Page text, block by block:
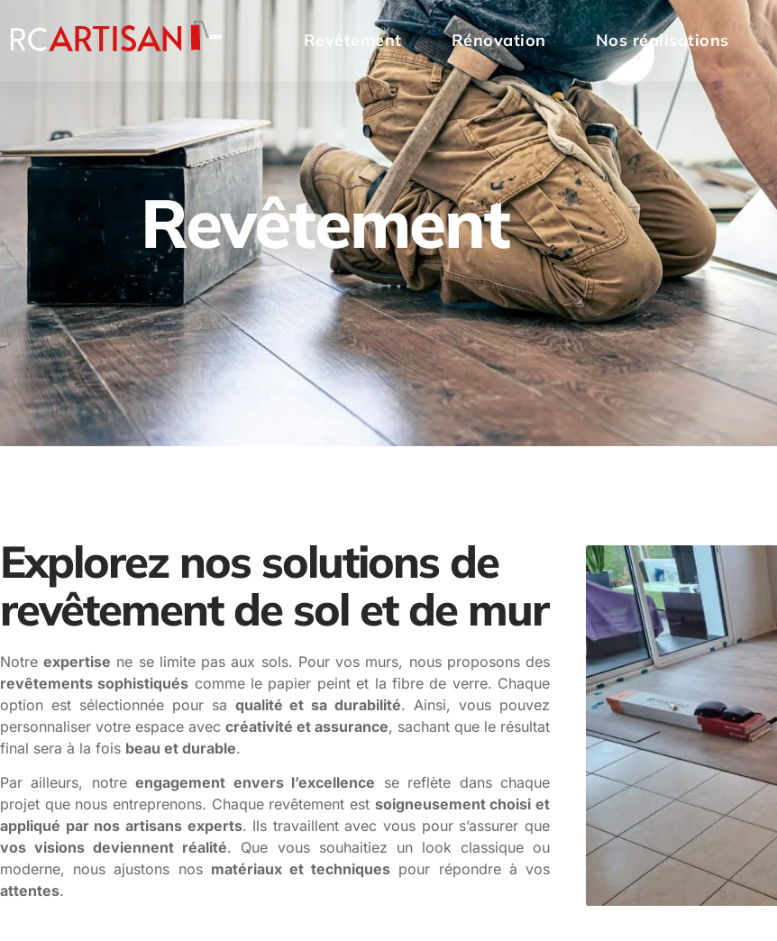
Revêtement Rénovation Nos réalisations
Revêtement
Explorez nos solutions de
revêtement de sol et de mur
Notreexpertise ne se limite pas aux sols. Pour vos murs, nous proposons des
revêtements sophistiqués comme le papier peint et la fibre de verre. Chaque
option est sélectionnée pour sa qualité et sa durabilité. Ainsi, vous pouvez
personnaliser votre espace avec créativité et assurance, sachant que le résultat
final sera à la fois beau et durable.
Par ailleurs, notreengagement envers l’excellence se reflète dans chaque
projet que nous entreprenons. Chaque revêtement est soigneusement choisi et
appliqué par nos artisans experts. Ils travaillent avec vous pour s’assurer que
vos visions deviennent réalité. Que vous souhaitiez un look classique ou
moderne, nous ajustons nos matériaux et techniques pour répondre à vos
attentes.